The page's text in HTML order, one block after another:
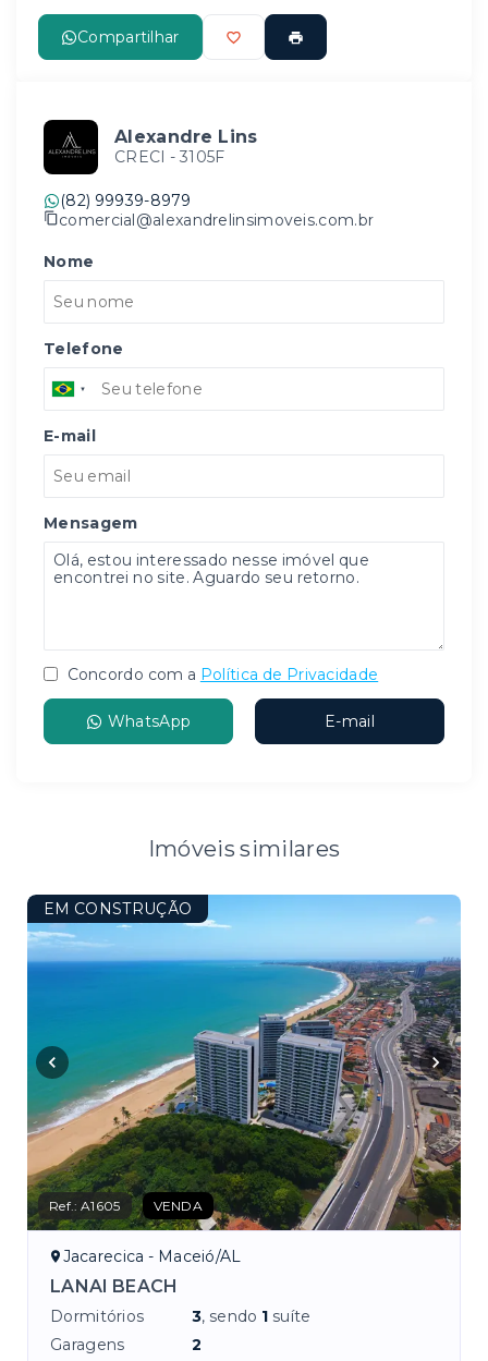
Compartilhar
Alexandre Lins
CRECI - 3105F
(82) 99939-8979
comercial@alexandrelinsimoveis.com.br
Nome
Telefone
E-mail
Mensagem
Concordo com a Política de Privacidade
WhatsApp E-mail
Imóveis similares
EM CONSTRUÇÃO
Ref.:A1605 VENDA
Jacarecica - Maceió/AL
LANAI BEACH
Dormitórios 3, sendo 1 suíte
Garagens
2